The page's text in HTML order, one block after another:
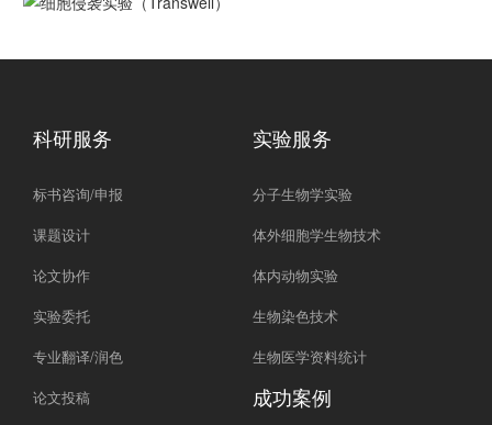
科研服务
标书咨询/申报
课题设计
论文协作
实验委托
专业翻译/润色
论文投稿
实验服务
分子生物学实验
体外细胞学生物技术
体内动物实验
生物染色技术
生物医学资料统计
成功案例